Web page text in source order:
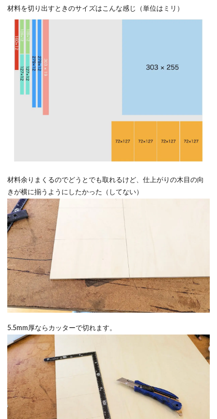
材料を切り出すときのサイズはこんな感じ（単位はミリ）
材料余りまくるのでどうとでも取れるけど、仕上がりの木目の向
きが横に揃うようにしたかった（してない）
5.5mm厚ならカッターで切れます。